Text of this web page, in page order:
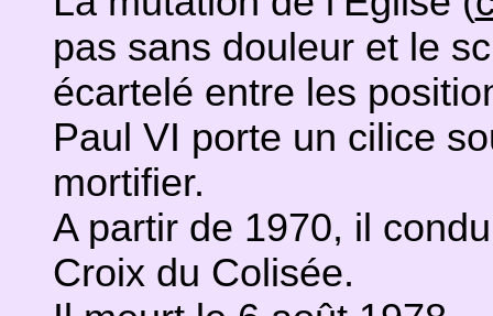
pas sans douleur et le
écartelé entre les
Paul VI porte un cilice
mortifier.
A partir de 1970, il
Croix du Colisée.